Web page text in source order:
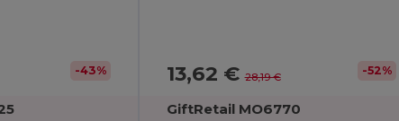
-43% 13,62 €28,19 € -52%
GiftRetail MO6770